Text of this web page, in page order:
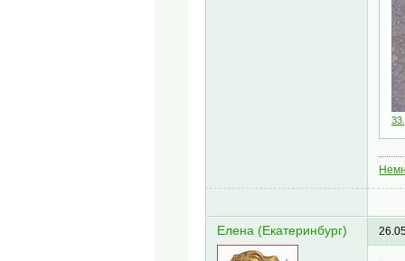
Елена (Екатеринбург)